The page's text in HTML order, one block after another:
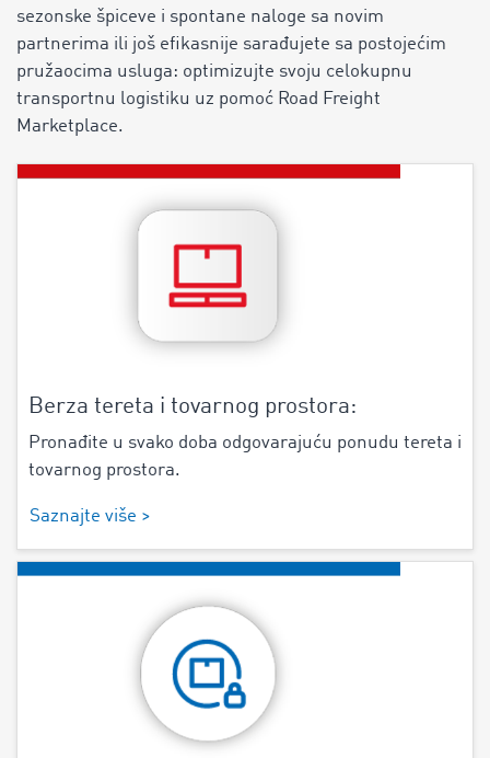
sezonske špiceve i spontane naloge sa novim
partnerima ili još efikasnije sarađujete sa postojećim
pružaocima usluga: optimizujte svoju celokupnu
transportnu logistiku uz pomoć Road Freight
Marketplace.
Berza tereta i tovarnog prostora:
Pronađite u svako doba odgovarajuću ponudu tereta i
tovarnog prostora.
Saznajte više >